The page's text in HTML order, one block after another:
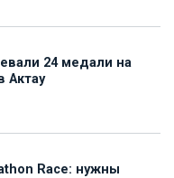
24 медали на
Актау
Race: нужны